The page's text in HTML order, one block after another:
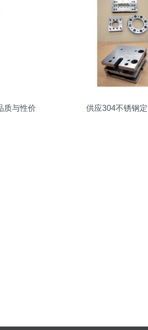
与性价
供应304不锈钢